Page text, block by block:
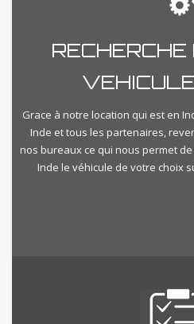
Grace à notre location qui est en
Inde et tous les partenaires,
nos bureaux ce qui nous permet
Inde le véhicule de votre choix